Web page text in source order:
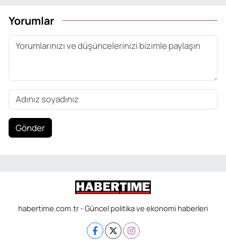
Yorumlar
Gönder
habertime.com.tr - Güncel politika ve ekonomi haberleri